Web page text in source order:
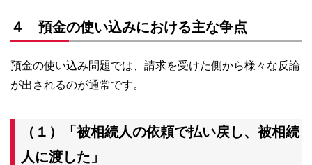
４ 預金の使い込みにおける主な争点
預金の使い込み問題では、請求を受けた側から様々な反論
が出されるのが通常です。
（１）「被相続人の依頼で払い戻し、被相続
人に渡した」